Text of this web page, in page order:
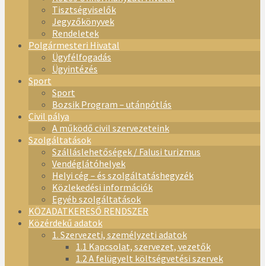
Tisztségviselők
Jegyzőkönyvek
Rendeletek
Polgármesteri Hivatal
Ügyfélfogadás
Ügyintézés
Sport
Sport
Bozsik Program – utánpótlás
Civil pálya
A működő civil szervezeteink
Szolgáltatások
Szálláslehetőségek / Falusi turizmus
Vendéglátóhelyek
Helyi cég – és szolgáltatáshegyzék
Közlekedési információk
Egyéb szolgáltatások
KÖZADATKERESŐ RENDSZER
Közérdekű adatok
1. Szervezeti, személyzeti adatok
1.1 Kapcsolat, szervezet, vezetők
1.2 A felügyelt költségvetési szervek